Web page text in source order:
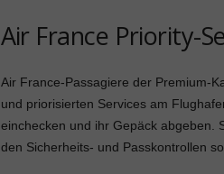
Air France Priority-
Air France-Passagiere der Premium-
und priorisierten Services am
einchecken und ihr Gepäck abgeben.
den Sicherheits- und Passkontrollen